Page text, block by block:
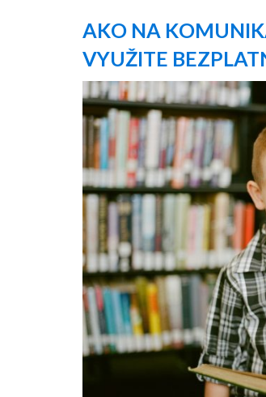
AKO NA
VYUŽITE